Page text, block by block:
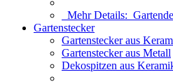
Mehr Details:
Gartenstecker
Gartenstecker aus
Gartenstecker aus Metall
Dekospitzen aus